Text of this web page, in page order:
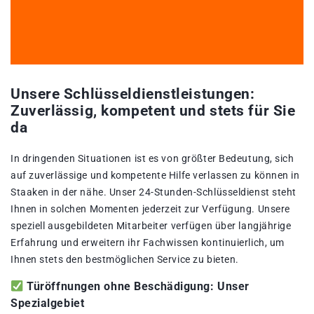
Unsere Schlüsseldienstleistungen:
Zuverlässig, kompetent und stets für Sie
da
In dringenden Situationen ist es von größter Bedeutung, sich
auf zuverlässige und kompetente Hilfe verlassen zu können in
Staaken in der nähe. Unser 24-Stunden-Schlüsseldienst steht
Ihnen in solchen Momenten jederzeit zur Verfügung. Unsere
speziell ausgebildeten Mitarbeiter verfügen über langjährige
Erfahrung und erweitern ihr Fachwissen kontinuierlich, um
Ihnen stets den bestmöglichen Service zu bieten.
Türöffnungen ohne Beschädigung: Unser
Spezialgebiet